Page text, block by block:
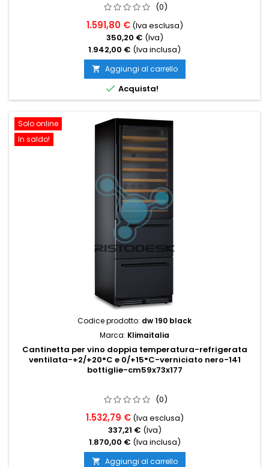
(0)
1.591,80 € (Iva esclusa)
350,20 € (Iva)
1.942,00 € (Iva inclusa)
 Aggiungi al carrello
 Acquista!
Solo online
In saldo!
Codice prodotto: dw 190 black
Marca: Klimaitalia
Cantinetta per vino doppia temperatura-refrigerata
ventilata-+2/+20°C e 0/+15°C-verniciato nero-141
bottiglie-cm59x73x177
(0)
1.532,79 € (Iva esclusa)
337,21 € (Iva)
1.870,00 € (Iva inclusa)
 Aggiungi al carrello